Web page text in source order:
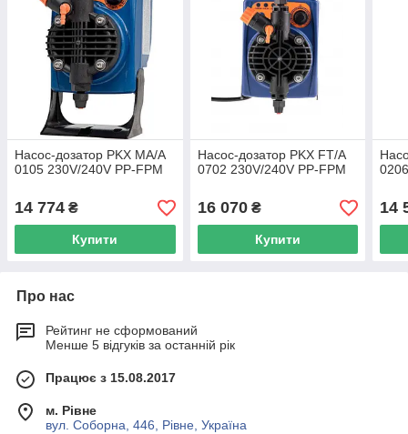
Насос-дозатор PKX MA/A
0105 230V/240V PP-FPM
14 774 ₴
Купити
Насос-дозатор PKX FT/A
0702 230V/240V PP-FPM
16 070₴
Купити
14
Про нас
Рейтинг не сформований
Менше 5 відгуків за останній рік
Працює з 15.08.2017
м. Рівне
вул. Соборна, 446, Рівне, Україна